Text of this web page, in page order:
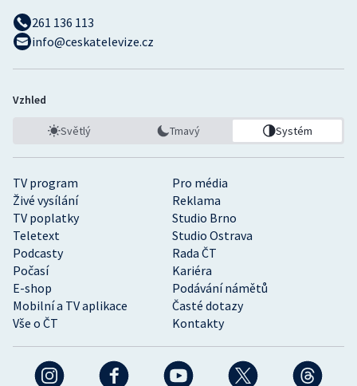
TV program
Pro média
Živé vysílání
Reklama
TV poplatky
Studio Brno
Teletext
Studio Ostrava
Podcasty
Rada ČT
Počasí
Kariéra
E-shop
Podávání námětů
Mobilní a TV aplikace
Časté dotazy
Vše o ČT
Kontakty
261 136 113
info@ceskatelevize.cz
Vzhled
Světlý Tmavý Systém